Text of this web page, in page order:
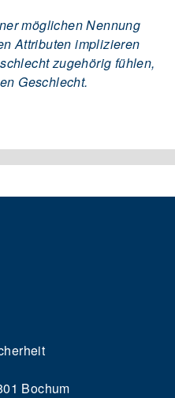
möglichen Nennung
Attributen implizieren
zugehörig fühlen,
Geschlecht.
Bochum